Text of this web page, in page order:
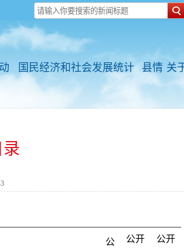
国民经济和社会发展统计 县情 关
公
公开
公开